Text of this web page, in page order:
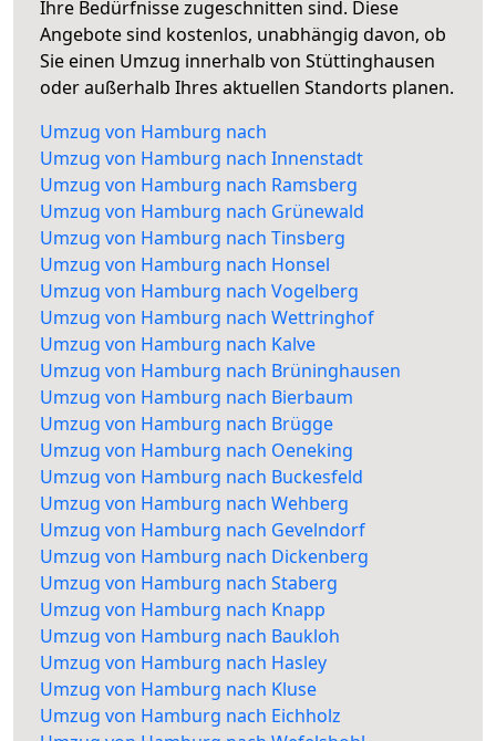
Ihre Bedürfnisse zugeschnitten sind. Diese
Angebote sind kostenlos, unabhängig davon, ob
Sie einen Umzug innerhalb von Stüttinghausen
oder außerhalb Ihres aktuellen Standorts planen.
Umzug von Hamburg nach
Umzug von Hamburg nach Innenstadt
Umzug von Hamburg nach Ramsberg
Umzug von Hamburg nach Grünewald
Umzug von Hamburg nach Tinsberg
Umzug von Hamburg nach Honsel
Umzug von Hamburg nach Vogelberg
Umzug von Hamburg nach Wettringhof
Umzug von Hamburg nach Kalve
Umzug von Hamburg nach Brüninghausen
Umzug von Hamburg nach Bierbaum
Umzug von Hamburg nach Brügge
Umzug von Hamburg nach Oeneking
Umzug von Hamburg nach Buckesfeld
Umzug von Hamburg nach Wehberg
Umzug von Hamburg nach Gevelndorf
Umzug von Hamburg nach Dickenberg
Umzug von Hamburg nach Staberg
Umzug von Hamburg nach Knapp
Umzug von Hamburg nach Baukloh
Umzug von Hamburg nach Hasley
Umzug von Hamburg nach Kluse
Umzug von Hamburg nach Eichholz